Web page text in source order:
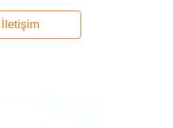
İletişim